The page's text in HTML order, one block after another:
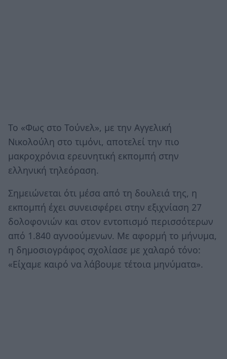
Το «Φως στο Τούνελ», με την Αγγελική
Νικολούλη στο τιμόνι, αποτελεί την πιο
μακροχρόνια ερευνητική εκπομπή στην
ελληνική τηλεόραση.
Σημειώνεται ότι μέσα από τη δουλειά της, η
εκπομπή έχει συνεισφέρει στην εξιχνίαση 27
δολοφονιών και στον εντοπισμό περισσότερων
από 1.840 αγνοούμενων. Με αφορμή το μήνυμα,
η δημοσιογράφος σχολίασε με χαλαρό τόνο:
«Είχαμε καιρό να λάβουμε τέτοια μηνύματα».